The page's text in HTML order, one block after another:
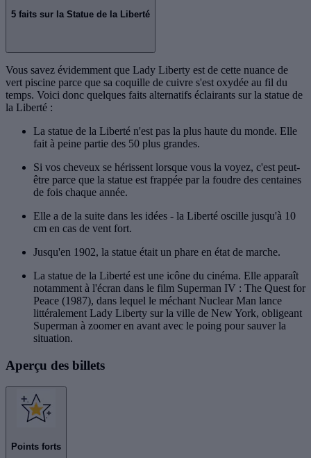
5 faits sur la Statue de la Liberté
Vous savez évidemment que Lady Liberty est de cette nuance de
vert piscine parce que sa coquille de cuivre s'est oxydée au fil du
temps. Voici donc quelques faits alternatifs éclairants sur la statue de
la Liberté :
La statue de la Liberté n'est pas la plus haute du monde. Elle
fait à peine partie des 50 plus grandes.
Si vos cheveux se hérissent lorsque vous la voyez, c'est peut-
être parce que la statue est frappée par la foudre des centaines
de fois chaque année.
Elle a de la suite dans les idées - la Liberté oscille jusqu'à 10
cm en cas de vent fort.
Jusqu'en 1902, la statue était un phare en état de marche.
La statue de la Liberté est une icône du cinéma. Elle apparaît
notamment à l'écran dans le film Superman IV : The Quest for
Peace (1987), dans lequel le méchant Nuclear Man lance
littéralement Lady Liberty sur la ville de New York, obligeant
Superman à zoomer en avant avec le poing pour sauver la
situation.
Aperçu des billets
Points forts